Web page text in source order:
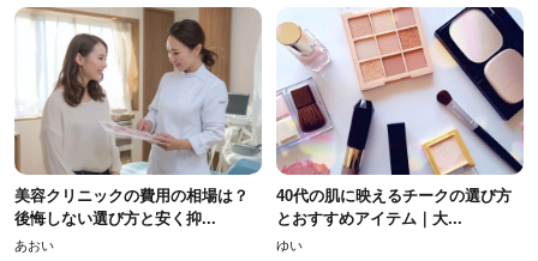
美容クリニックの費用の相場は？
後悔しない選び方と安く抑...
あおい
40代の肌に映えるチークの選び方
とおすすめアイテム｜大...
ゆい